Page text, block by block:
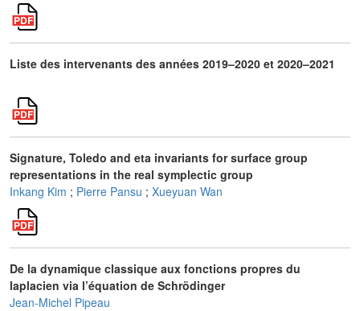
Liste des intervenants des années 2019–2020 et 2020–2021
Signature, Toledo and eta invariants for surface group
representations in the real symplectic group
Inkang Kim ; Pierre Pansu ; Xueyuan Wan
De la dynamique classique aux fonctions propres du
laplacien via l’équation de Schrödinger
Jean-Michel Pipeau